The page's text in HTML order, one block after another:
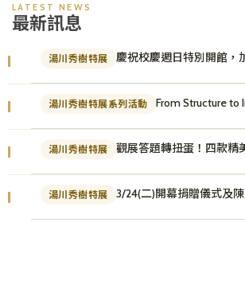
LATEST NEWS
最新訊息
湯川秀樹特展 慶祝校慶週日特別開館，
湯川秀樹特展系列活動
湯川秀樹特展
湯川秀樹特展